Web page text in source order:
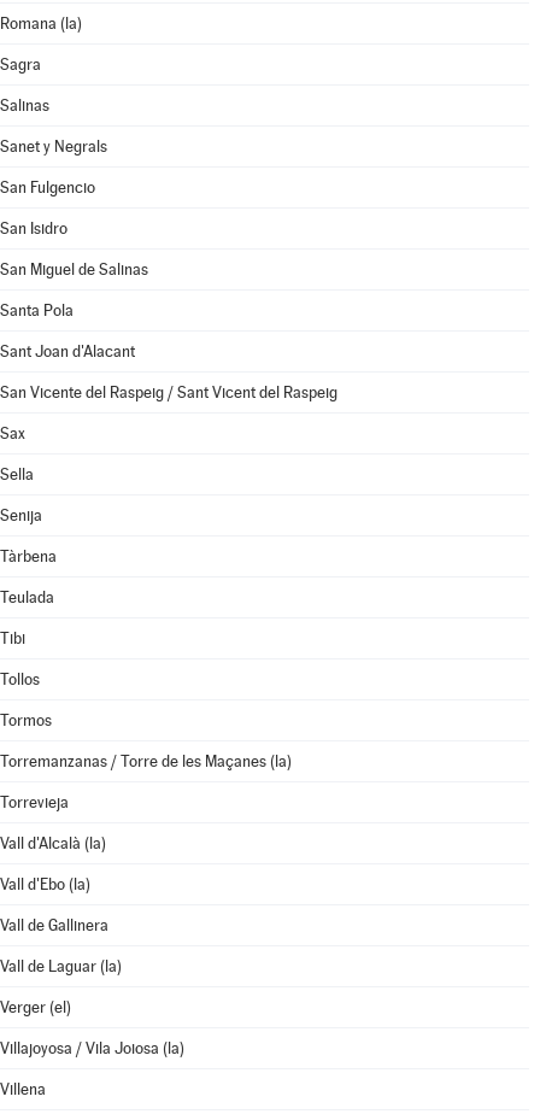
Romana (la)
Sagra
Salinas
Sanet y Negrals
San Fulgencio
San Isidro
San Miguel de Salinas
Santa Pola
Sant Joan d'Alacant
San Vicente del Raspeig / Sant Vicent del Raspeig
Sax
Sella
Senija
Tàrbena
Teulada
Tibi
Tollos
Tormos
Torremanzanas / Torre de les Maçanes (la)
Torrevieja
Vall d'Alcalà (la)
Vall d'Ebo (la)
Vall de Gallinera
Vall de Laguar (la)
Verger (el)
Villajoyosa / Vila Joiosa (la)
Villena